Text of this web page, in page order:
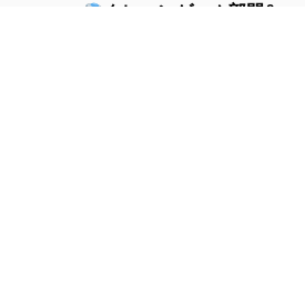
クレーンゲーム部門&...